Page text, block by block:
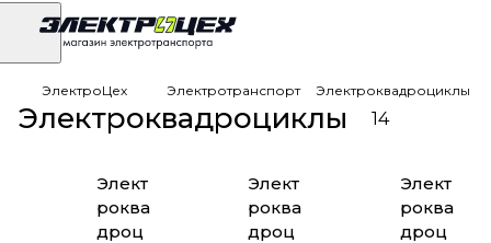
ЭлектроЦех Электротранспорт Электроквадроциклы
Электроквадроциклы 14
Элект
роква
дроц
Элект
роква
дроц
Элект
роква
дроц